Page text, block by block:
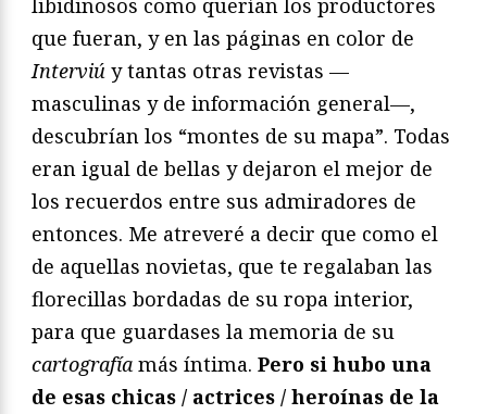
que fueran, y en las páginas en color de
Interviú y tantas otras revistas —
masculinas y de información general—,
descubrían los “montes de su mapa”. Todas
eran igual de bellas y dejaron el mejor de
los recuerdos entre sus admiradores de
entonces. Me atreveré a decir que como el
de aquellas novietas, que te regalaban las
florecillas bordadas de su ropa interior,
para que guardases la memoria de su
cartografía más íntima. Pero si hubo una
de esas chicas / actrices / heroínas de la